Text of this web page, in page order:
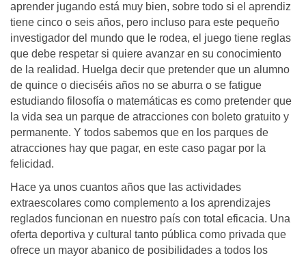
aprender jugando está muy bien, sobre todo si el aprendiz
tiene cinco o seis años, pero incluso para este pequeño
investigador del mundo que le rodea, el juego tiene reglas
que debe respetar si quiere avanzar en su conocimiento
de la realidad. Huelga decir que pretender que un alumno
de quince o dieciséis años no se aburra o se fatigue
estudiando filosofía o matemáticas es como pretender que
la vida sea un parque de atracciones con boleto gratuito y
permanente. Y todos sabemos que en los parques de
atracciones hay que pagar, en este caso pagar por la
felicidad.
Hace ya unos cuantos años que las actividades
extraescolares como complemento a los aprendizajes
reglados funcionan en nuestro país con total eficacia. Una
oferta deportiva y cultural tanto pública como privada que
ofrece un mayor abanico de posibilidades a todos los